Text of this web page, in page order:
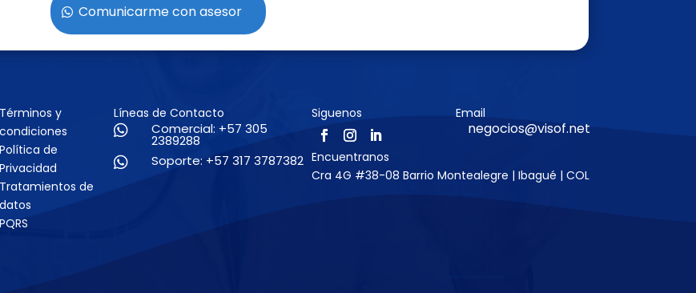
Comunicarme con asesor
Términos y
condiciones
Política de
Privacidad
Tratamientos de
datos
PQRS
Líneas de Contacto
 Comercial: +57 305
2389288

Soporte: +57 317 3787382
Siguenos Email
negocios@visof.net
Encuentranos
Cra 4G #38-08 Barrio Montealegre | Ibagué | COL